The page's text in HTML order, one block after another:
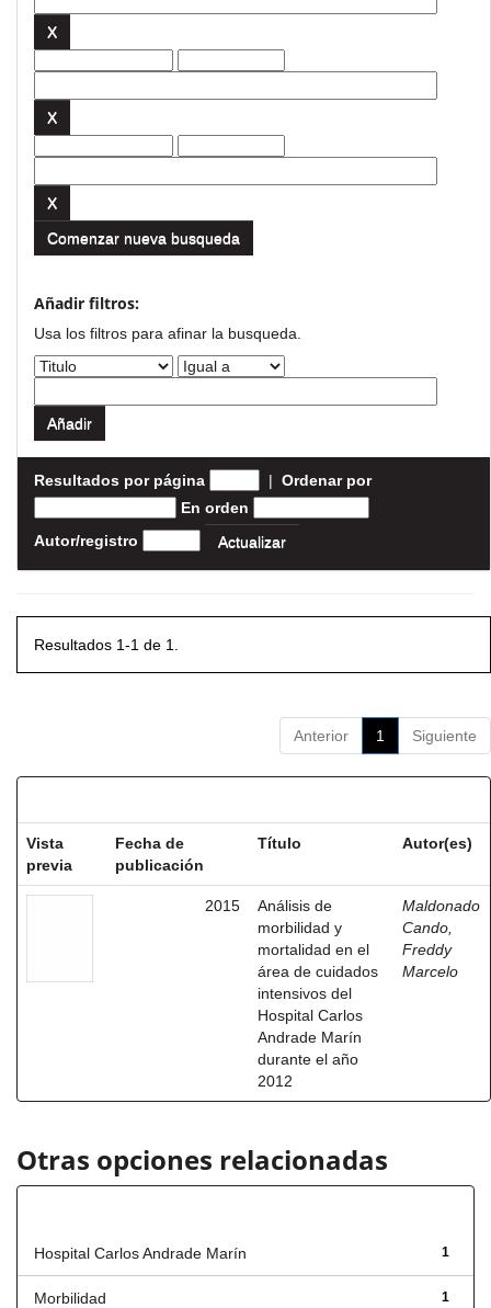
Comenzar nueva busqueda
Añadir filtros:
Usa los filtros para afinar la busqueda.
Resultados por página | Ordenar por
En orden
Autor/registro
Resultados 1-1 de 1.
Anterior 1 Siguiente
Vista
previa
Fecha de
publicación
Título Autor(es)
2015
Análisis de
morbilidad y
mortalidad en el
área de cuidados
intensivos del
Hospital Carlos
Andrade Marín
durante el año
2012
Maldonado
Cando,
Freddy
Marcelo
Otras opciones relacionadas
1
Hospital Carlos Andrade Marín
1
Morbilidad